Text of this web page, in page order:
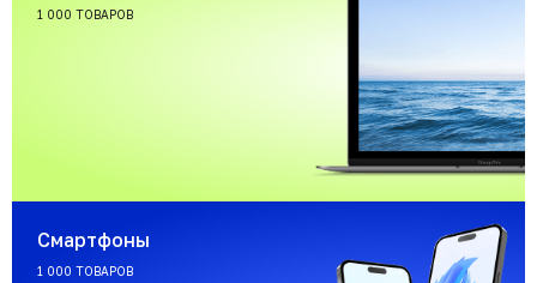
1 000 ТОВАРОВ
Смартфоны
1 000 ТОВАРОВ